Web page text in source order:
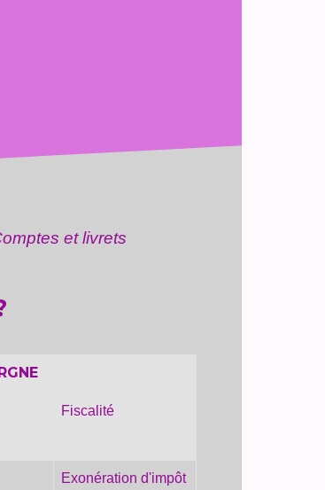
et livrets
Fiscalité
Exonération d'impôt